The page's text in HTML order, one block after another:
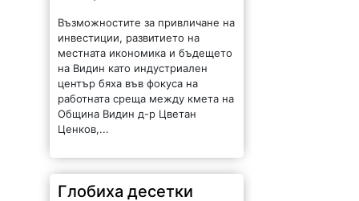
Възможностите за привличане на
инвестиции, развитието на
местната икономика и бъдещето
на Видин като индустриален
център бяха във фокуса на
работната среща между кмета на
Община Видин д-р Цветан
Ценков,...
Глобиха десетки